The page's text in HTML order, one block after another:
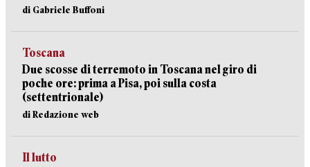
di Gabriele Buffoni
Toscana
Due scosse di terremoto in Toscana nel giro di
poche ore: prima a Pisa, poi sulla costa
(settentrionale)
di Redazione web
Il lutto